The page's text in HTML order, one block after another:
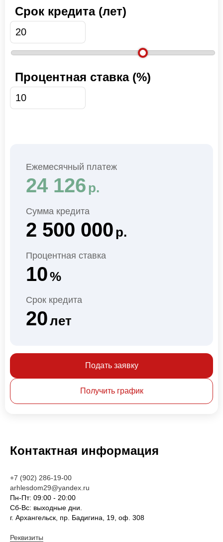
Срок кредита (лет)
Процентная ставка (%)
Ежемесячный платеж
24 126 р.
Сумма кредита
2 500 000 р.
Процентная ставка
10%
Срок кредита
20лет
Подать заявку
Получить график
Контактная информация
+7 (902) 286-19-00
arhlesdom29@yandex.ru
Пн-Пт: 09:00 - 20:00
Сб-Вс: выходные дни.
г. Архангельск, пр. Бадигина, 19, оф. 308
Реквизиты